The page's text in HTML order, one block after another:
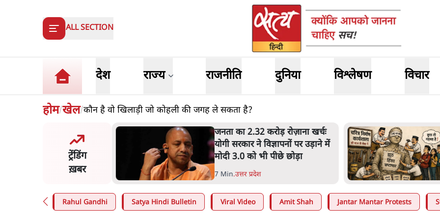
ALL SECTION
देश राज्य राजनीति दुनिया विश्लेषण विचार
होम/खेल/कौन है वो खिलाड़ी जो कोहली की जगह ले सकता है?
ट्रेंडिंग
ख़बर
शाह के संसद में आने पर
करे सरकार': राज्यसभा
जनता का 2.32 करोड़ रोज़ाना खर्चः
योगी सरकार ने विज्ञापनों पर उड़ाने में
मोदी 3.0 को भी पीछे छोड़ा
7 Min.उत्तर प्रदेश
Rahul Gandhi Satya Hindi Bulletin Viral Video Amit Shah Jantar Mantar Protests